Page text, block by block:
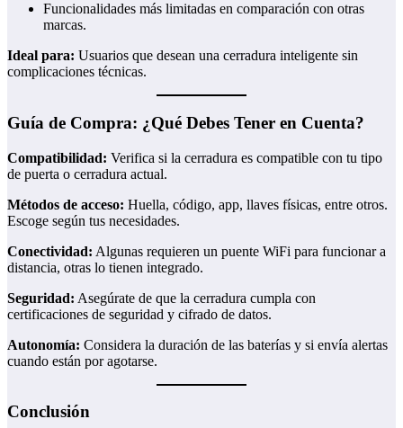
Funcionalidades más limitadas en comparación con otras
marcas.
Ideal para: Usuarios que desean una cerradura inteligente sin
complicaciones técnicas.
Guía de Compra: ¿Qué Debes Tener en Cuenta?
Compatibilidad: Verifica si la cerradura es compatible con tu tipo
de puerta o cerradura actual.
Métodos de acceso: Huella, código, app, llaves físicas, entre otros.
Escoge según tus necesidades.
Conectividad: Algunas requieren un puente WiFi para funcionar a
distancia, otras lo tienen integrado.
Seguridad: Asegúrate de que la cerradura cumpla con
certificaciones de seguridad y cifrado de datos.
Autonomía: Considera la duración de las baterías y si envía alertas
cuando están por agotarse.
Conclusión